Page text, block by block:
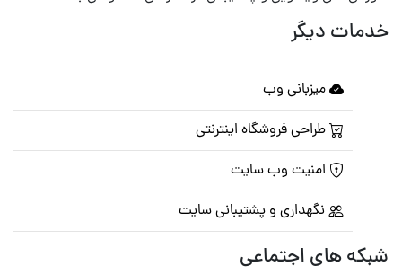
خدمات دیگر
میزبانی وب
طراحی فروشگاه اینترنتی
امنیت وب سایت
نگهداری و پشتیبانی سایت
شبکه های اجتماعی